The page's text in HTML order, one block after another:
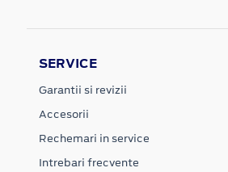
SERVICE
Garantii si revizii
Accesorii
Rechemari in service
Intrebari frecvente